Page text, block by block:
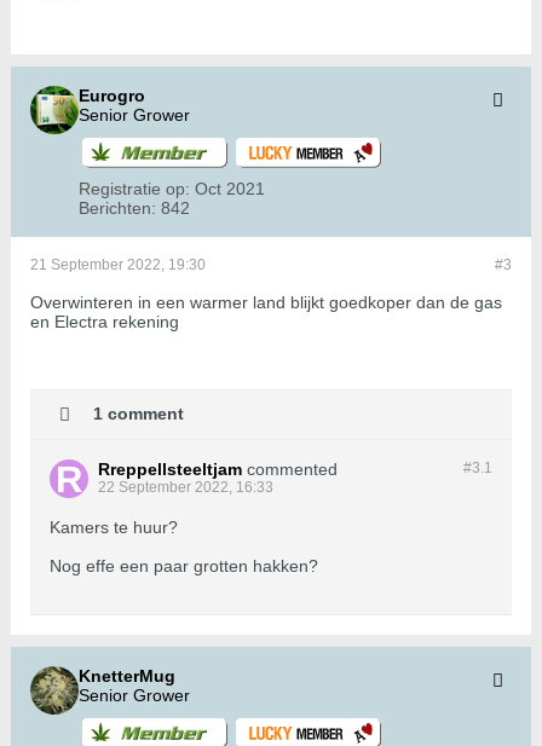
Eurogro
Senior Grower
Registratie op: Oct 2021
Berichten: 842
#3
21 September 2022, 19:30
Overwinteren in een warmer land blijkt goedkoper dan de gas
en Electra rekening
1 comment
#3.1
Rreppellsteeltjam commented
22 September 2022, 16:33
Kamers te huur?
Nog effe een paar grotten hakken?
KnetterMug
Senior Grower